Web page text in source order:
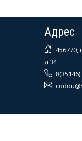
Адрес
456770,
д.34